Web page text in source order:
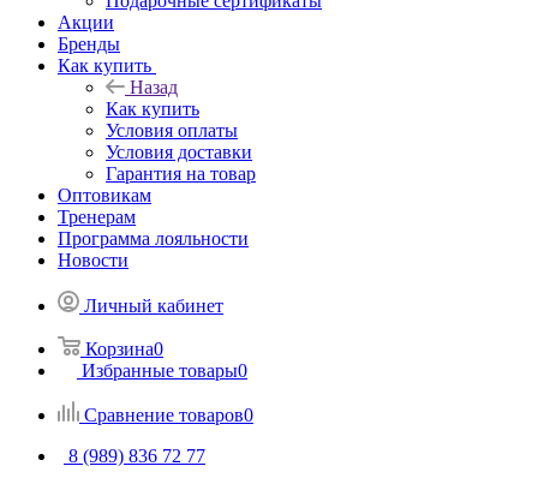
Акции
Бренды
Как купить
Назад
Как купить
Условия оплаты
Условия доставки
Гарантия на товар
Оптовикам
Тренерам
Программа лояльности
Новости
Личный кабинет
Корзина0
Избранные товары0
Сравнение товаров0
8 (989) 836 72 77